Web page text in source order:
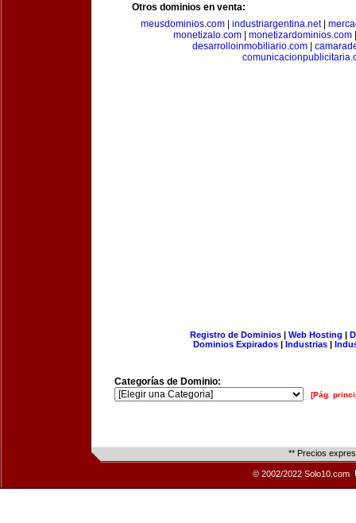
Otros dominios en venta:
meusdominios.com| industriargentina.net|
monetizalo.com| monetizardominios.com
desarrolloinmobiliario.com
Registro de Dominios| Web Hosting |
Dominios Expirados | Industrias |
Categorías de Dominio:
[Pág.
** Precios
© 2002/2022 Solo10.com